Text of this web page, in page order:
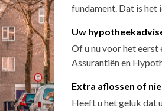
fundament. Dat is het
Uw
Of u nu voor het eerst
Assurantiën en
Extra aflossen of
Heeft u het geluk dat